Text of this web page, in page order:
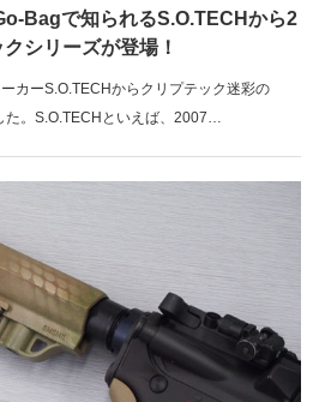
Bagで知られるS.O.TECHから2
シリーズが登場！
カーS.O.TECHからクリプテック迷彩の
。S.O.TECHといえば、2007…